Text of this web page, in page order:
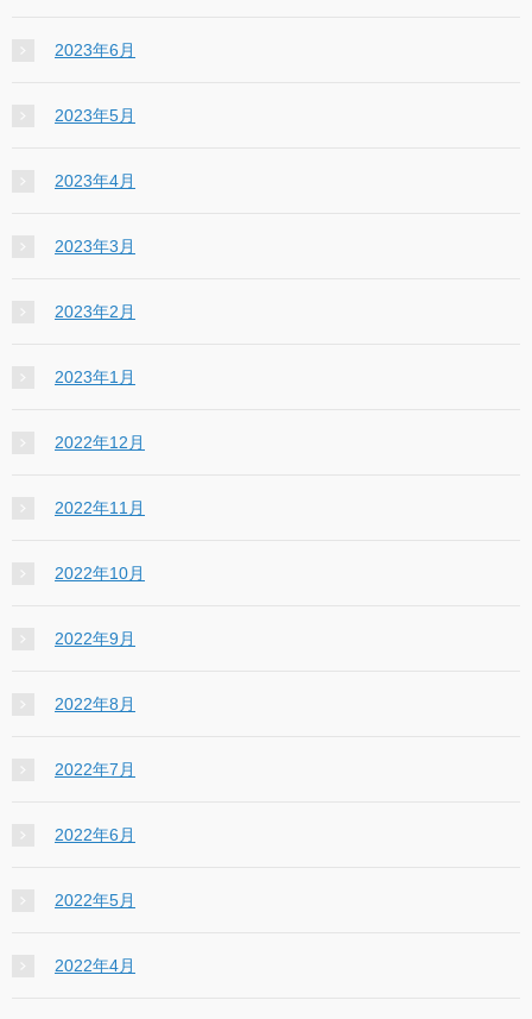
2023年6月
2023年5月
2023年4月
2023年3月
2023年2月
2023年1月
2022年12月
2022年11月
2022年10月
2022年9月
2022年8月
2022年7月
2022年6月
2022年5月
2022年4月